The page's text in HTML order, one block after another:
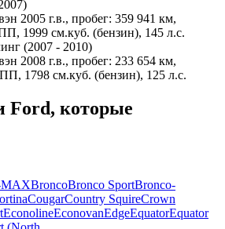
2005 г.в., пробег: 359 941 км,
1999 см.куб. (бензин), 145 л.с.
(2007 - 2010)
2008 г.в., пробег: 233 654 км,
1798 см.куб. (бензин), 125 л.с.
Ford, которые
BroncoBronco SportBronco-
CougarCountry SquireCrown
EconolineEconovanEdgeEquatorEquator